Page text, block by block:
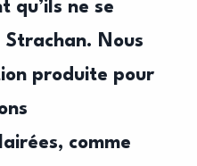
qu’ils ne se
Nous
produite pour
comme